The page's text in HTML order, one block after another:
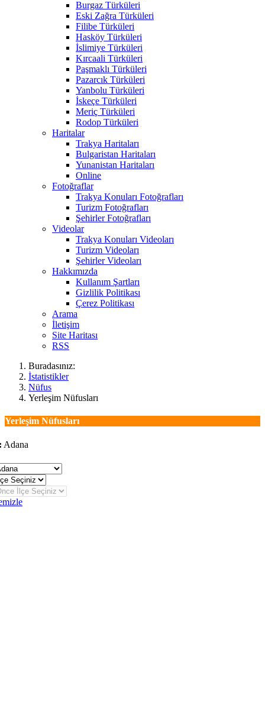
Burgaz Türküleri
Eski Zağra Türküleri
Filibe Türküleri
Hasköy Türküleri
İslimiye Türküleri
Kırcaali Türküleri
Paşmaklı Türküleri
Pazarcık Türküleri
Yanbolu Türküleri
İskeçe Türküleri
Meriç Türküleri
Rodop Türküleri
Haritalar
Trakya Haritaları
Bulgaristan Haritaları
Yunanistan Haritaları
Online
Fotoğraflar
Trakya Konuları Fotoğrafları
Turizm Fotoğrafları
Şehirler Fotoğrafları
Videolar
Trakya Konuları Videoları
Turizm Videoları
Şehirler Videoları
Hakkımızda
Kullanım Şartları
Gizlilik Politikası
Çerez Politikası
Arama
İletişim
Site Haritası
RSS
Buradasınız:
İstatistikler
Nüfus
Yerleşim Nüfusları
Yerleşim Nüfusları
Adana